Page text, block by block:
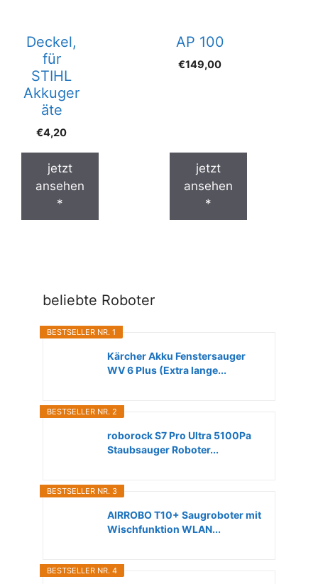
Deckel,
für
STIHL
Akkuger
äte
€4,20
jetzt
ansehen
*
AP 100
€149,00
jetzt
ansehen
*
beliebte Roboter
BESTSELLER NR. 1
Kärcher Akku Fenstersauger
WV 6 Plus (Extra lange...
BESTSELLER NR. 2
roborock S7 Pro Ultra 5100Pa
Staubsauger Roboter...
BESTSELLER NR. 3
AIRROBO T10+ Saugroboter mit
Wischfunktion WLAN...
BESTSELLER NR. 4